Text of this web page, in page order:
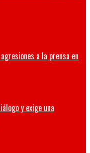
a la prensa en
y exige una